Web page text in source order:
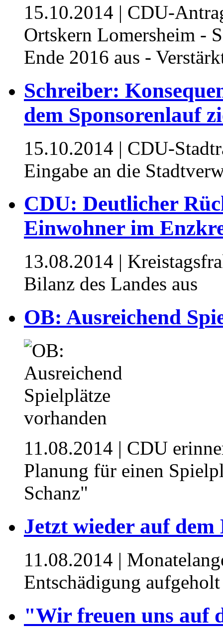
15.10.2014 | CDU-
Ortskern Lomersheim -
Ende 2016 aus -
Schreiber:
dem Sponsorenlauf
15.10.2014 | CDU-
Eingabe an die
CDU: Deutlicher
Einwohner im
13.08.2014 |
Bilanz des Landes aus
OB: Ausreichend
11.08.2014 | CDU
Planung für einen
Schanz"
Jetzt wieder auf dem
11.08.2014 |
Entschädigung
"Wir freuen uns auf